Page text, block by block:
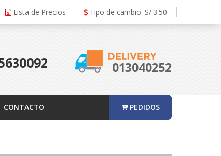
Lista de Precios Tipo de cambio: S/ 3.50
013040252
CONTACTO PEDIDOS